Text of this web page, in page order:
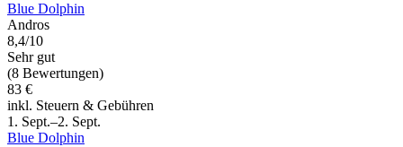
Blue Dolphin
Andros
8,4/10
Sehr gut
(8 Bewertungen)
83 €
inkl. Steuern & Gebühren
1. Sept.–2. Sept.
Blue Dolphin